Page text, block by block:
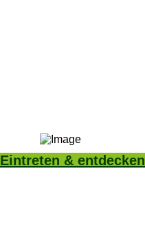
Eintreten & entdecken